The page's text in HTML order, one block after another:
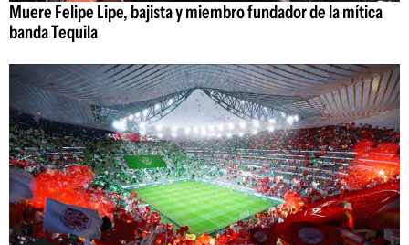
Muere Felipe Lipe, bajista y miembro fundador de la mítica
banda Tequila